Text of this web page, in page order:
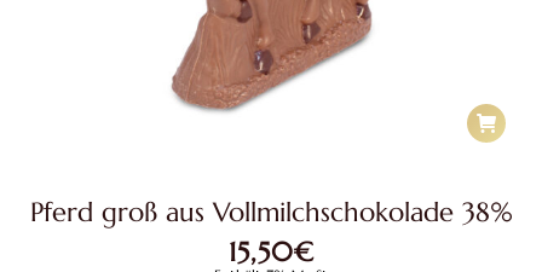
Pferd groß aus Vollmilchschokolade 38%
15,50€